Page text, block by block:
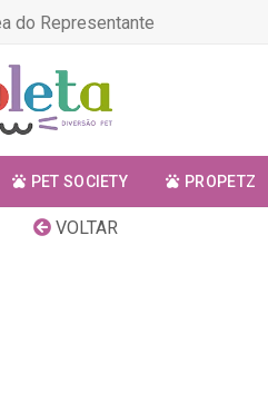
do Representante
PET SOCIETY PROPETZ
VOLTAR